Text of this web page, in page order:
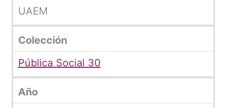
UAEM
Colección
Pública Social 30
Año